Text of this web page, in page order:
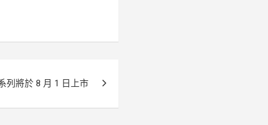
列將於 8 月 1 日上市